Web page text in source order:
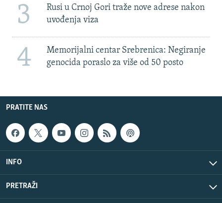
3
Rusi u Crnoj Gori traže nove adrese nakon
uvođenja viza
4
Memorijalni centar Srebrenica: Negiranje
genocida poraslo za više od 50 posto
PRATITE NAS
INFO
PRETRAŽI